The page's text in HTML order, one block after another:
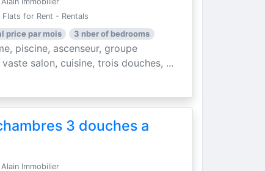
for Rent - Rentals
price par mois 3 nber of bedrooms
piscine, ascenseur, groupe
salon, cuisine, trois douches, ...
3 douches a
Immobilier